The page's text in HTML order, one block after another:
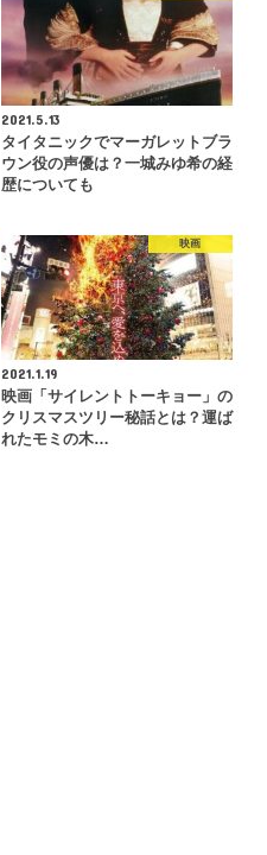
2021.5.13
タイタニックでマーガレットブラ
ウン役の声優は？一城みゆ希の経
歴についても
映画
2021.1.19
映画「サイレントトーキョー」の
クリスマスツリー秘話とは？運ば
れたモミの木…